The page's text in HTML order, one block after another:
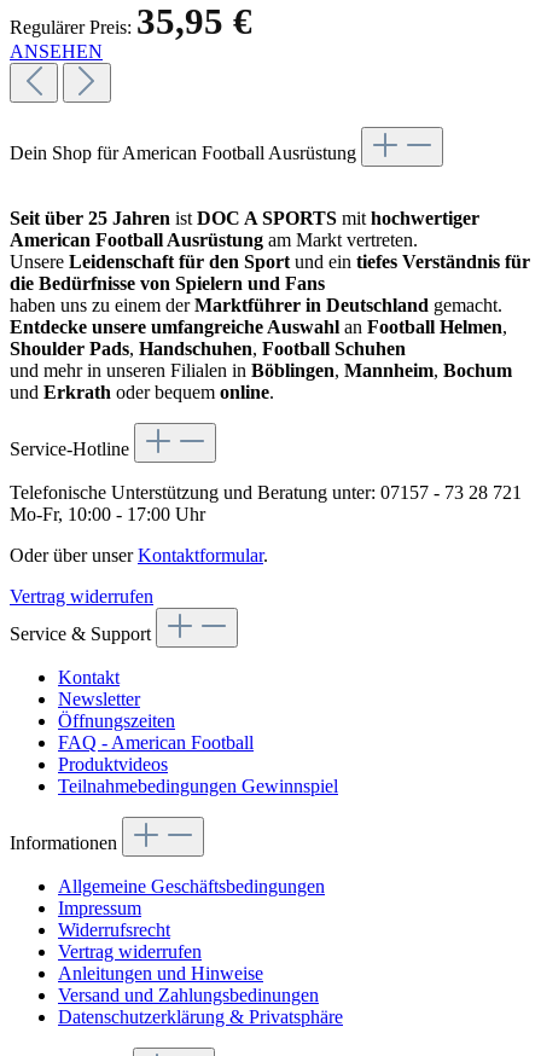
Regulärer Preis: 35,95 €
ANSEHEN
Dein Shop für American Football Ausrüstung
Seit über 25 Jahren ist DOC A SPORTS mit hochwertiger
American Football Ausrüstung am Markt vertreten.
Unsere Leidenschaft für den Sport und ein tiefes Verständnis für
die Bedürfnisse von Spielern und Fans
haben uns zu einem derMarktführer in Deutschland gemacht.
Entdecke unsere umfangreiche Auswahl an Football Helmen,
Shoulder Pads, Handschuhen, Football Schuhen
und mehr in unseren Filialen in Böblingen, Mannheim, Bochum
und Erkrath oder bequem online.
Service-Hotline
Telefonische Unterstützung und Beratung unter: 07157 - 73 28 721
Mo-Fr, 10:00 - 17:00 Uhr
Oder über unserKontaktformular.
Vertrag widerrufen
Service & Support
Kontakt
Newsletter
Öffnungszeiten
FAQ - American Football
Produktvideos
Teilnahmebedingungen Gewinnspiel
Informationen
Allgemeine Geschäftsbedingungen
Impressum
Widerrufsrecht
Vertrag widerrufen
Anleitungen und Hinweise
Versand und Zahlungsbedinungen
Datenschutzerklärung & Privatsphäre